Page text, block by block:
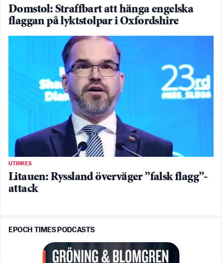
Domstol: Straffbart att hänga engelska
flaggan på lyktstolpar i Oxfordshire
UTRIKES
Litauen: Ryssland överväger ”falsk flagg”-
attack
EPOCH TIMES PODCASTS